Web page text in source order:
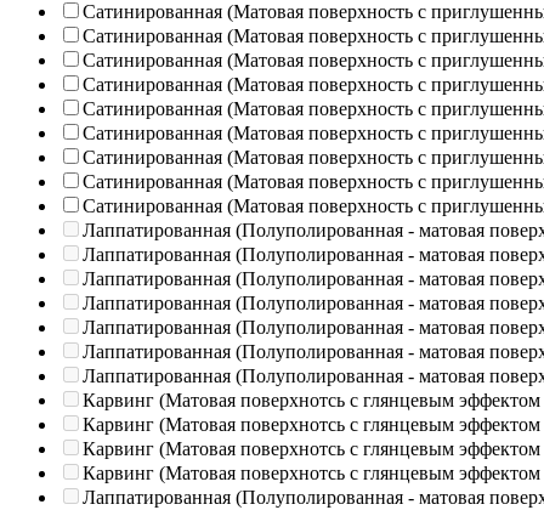
Сатинированная (Матовая поверхность с
Сатинированная (Матовая поверхность с
Сатинированная (Матовая поверхность с
Сатинированная (Матовая поверхность с
Сатинированная (Матовая поверхность с
Сатинированная (Матовая поверхность с
Сатинированная (Матовая поверхность с
Сатинированная (Матовая поверхность с
Сатинированная (Матовая поверхность с
Лаппатированная (Полуполированная - матовая
Лаппатированная (Полуполированная - матовая
Лаппатированная (Полуполированная - матовая
Лаппатированная (Полуполированная - матовая
Лаппатированная (Полуполированная - матовая
Лаппатированная (Полуполированная - матовая
Лаппатированная (Полуполированная - матовая
Карвинг (Матовая поверхнотсь с глянцевым эффектом
Карвинг (Матовая поверхнотсь с глянцевым эффектом
Карвинг (Матовая поверхнотсь с глянцевым эффектом
Карвинг (Матовая поверхнотсь с глянцевым эффектом
Лаппатированная (Полуполированная - матовая